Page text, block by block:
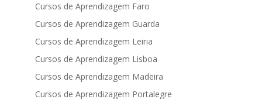
Cursos de Aprendizagem Faro
Cursos de Aprendizagem Guarda
Cursos de Aprendizagem Leiria
Cursos de Aprendizagem Lisboa
Cursos de Aprendizagem Madeira
Cursos de Aprendizagem Portalegre